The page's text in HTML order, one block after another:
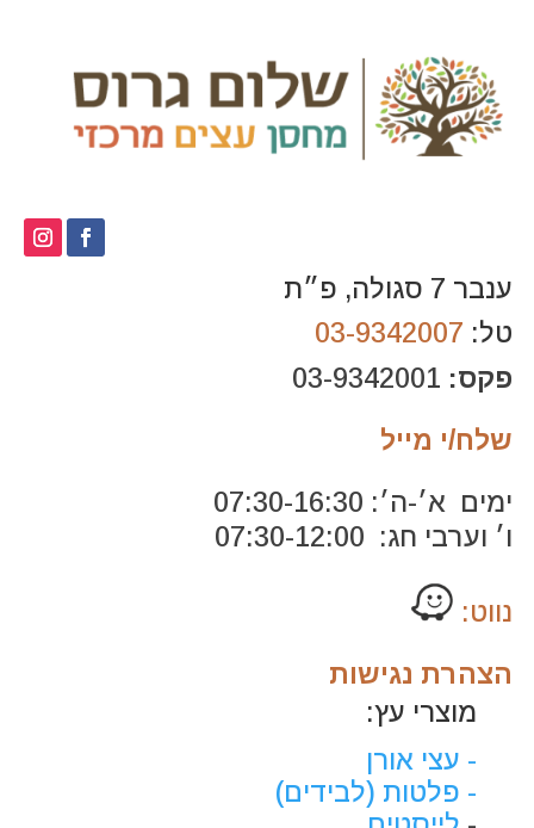
ענבר 7 סגולה, פ״ת
טל: 03-9342007
פקס:
שלח/י מייל
ימים א׳-ה׳: 07:30-16:30
ו׳ וערבי חג: 07:30-12:00
נווט:
הצהרת נגישות
מוצרי עץ:
- עצי אורן
- פלטות (לבידים)